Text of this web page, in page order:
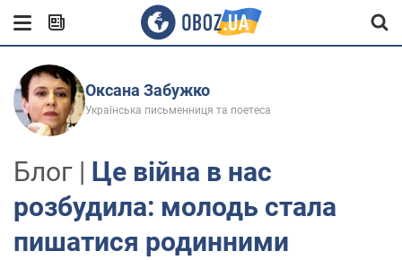
Оксана Забужко
Українська письменниця та поетеса
Блог | Це війна в нас
розбудила: молодь стала
пишатися родинними